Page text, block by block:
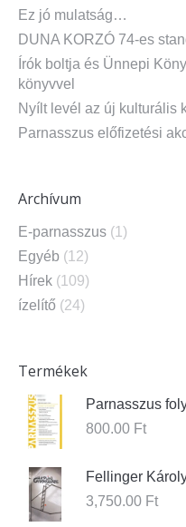
Ez jó mulatság…
DUNA KORZÓ 74-es
Írók boltja és Ünnepi
könyvvel
Nyílt levél az új kulturális
Parnasszus előfizetési
Archívum
E-parnasszus (1)
Egyéb (12)
Hírek (109)
ízelítő (24)
Termékek
Parnasszus
800.00 Ft
Fellinger
3,750.00 Ft